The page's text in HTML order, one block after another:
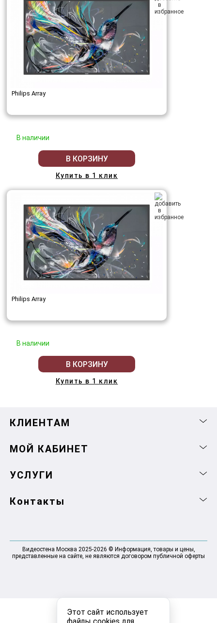
Этот сайт использует
Philips Array
В наличии
В КОРЗИНУ
Купить в 1 клик
Philips Array
В наличии
В КОРЗИНУ
Купить в 1 клик
КЛИЕНТАМ
МОЙ КАБИНЕТ
УСЛУГИ
Контакты
Видеостена Москва 2025-2026 © Информация, товары и цены,
представленные на сайте, не являются договором публичной оферты